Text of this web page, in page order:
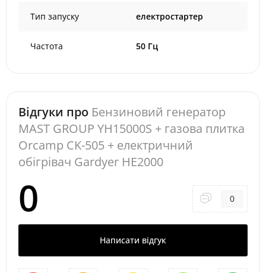
Тип запуску електростартер
Частота 50 Гц
Відгуки про Бензиновий генератор
MAST GROUP YH15000S + газова плитка
Orcamp CK-505 + електричний
обігрівач Gardyer HE2000
0 0
Написати відгук